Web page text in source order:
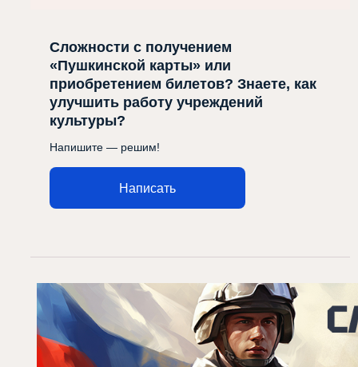
Сложности с получением
«Пушкинской карты» или
приобретением билетов? Знаете, как
улучшить работу учреждений
культуры?
Напишите — решим!
Написать